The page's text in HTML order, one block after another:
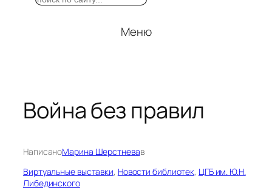
Меню
Война без правил
НаписаноМарина Шерстневав
Виртуальные выставки, Новости библиотек, ЦГБ им. Ю.Н.
Либединского